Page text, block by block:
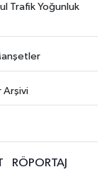
Trafik Yoğunluk
Arşivi
RÖPORTAJ